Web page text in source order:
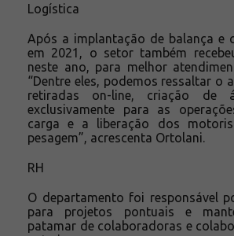
Logística
Após a implantação de balança e
em 2021, o setor também
neste ano, para melhor
“Dentre eles, podemos ressaltar o
retiradas on-line, criação de
exclusivamente para as
carga e a liberação dos
pesagem”, acrescenta Ortolani.
RH
O departamento foi responsável
para projetos pontuais e
patamar de colaboradoras e